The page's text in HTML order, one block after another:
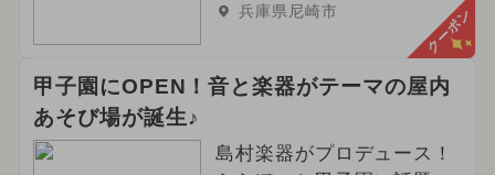
兵庫県尼崎市 クーポン
甲子園にOPEN！音と楽器がテーマの屋内
あそび場が誕生♪
島村楽器がプロデュース！